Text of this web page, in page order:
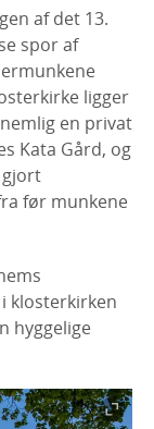
af det 13.
spor af
ligger
en privat
Kata Gård, og
før munkene
klosterkirken
hyggelige